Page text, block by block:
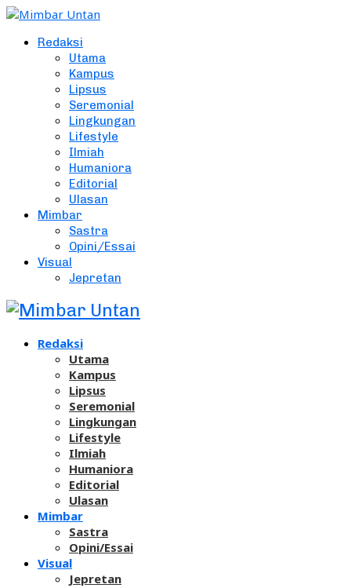
Redaksi
Utama
Kampus
Lipsus
Seremonial
Lingkungan
Lifestyle
Ilmiah
Humaniora
Editorial
Ulasan
Mimbar
Sastra
Opini/Essai
Visual
Jepretan
Redaksi
Utama
Kampus
Lipsus
Seremonial
Lingkungan
Lifestyle
Ilmiah
Humaniora
Editorial
Ulasan
Mimbar
Sastra
Opini/Essai
Visual
Jepretan